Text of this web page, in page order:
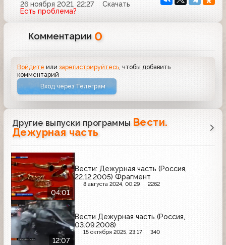
26 ноября 2021, 22:27
Скачать
Есть проблема?
Комментарии 0
Войдите илизарегистрируйтесь, чтобы добавить
комментарий
Вход через Телеграм
Другие выпуски программы Вести.
Дежурная часть
04:01
Вести: Дежурная часть (Россия,
22.12.2005) Фрагмент
8 августа 2024, 00:29 2262
12:07
Вести Дежурная часть (Россия,
03.09.2008)
15 октября 2025, 23:17 340